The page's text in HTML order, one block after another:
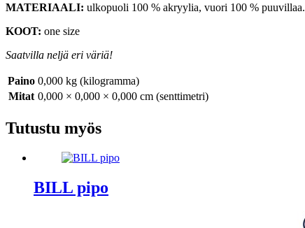
MATERIAALI: ulkopuoli 100 % akryylia, vuori 100 % puuvillaa.
KOOT: one size
Saatvilla neljä eri väriä!
Paino 0,000 kg (kilogramma)
Mitat 0,000 × 0,000 × 0,000 cm (senttimetri)
Tutustu myös
BILL pipo